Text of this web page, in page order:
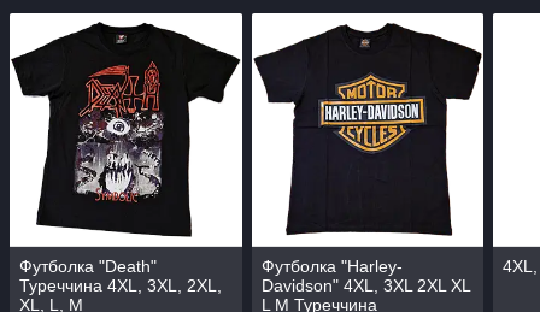
Футболка "Death"
Туреччина 4XL, 3XL, 2XL,
XL, L, M
Футболка "Harley-
Davidson" 4XL, 3XL 2XL XL
L M Туреччина